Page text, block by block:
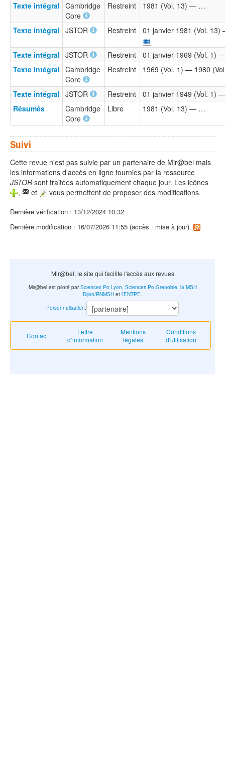
Texte intégral Cambridge
Core
Restreint 1981 (Vol. 13) — …
Texte intégral JSTOR Restreint 01 janvier 1981 (Vol.
Texte intégral JSTOR Restreint
01 janvier 1969 (Vol. 1)
Texte intégral Cambridge
Core
Restreint 1969 (Vol. 1) — 1980
Texte intégral JSTOR Restreint
01 janvier 1949 (Vol. 1)
Résumés
Cambridge
Core
Libre 1981 (Vol. 13) — …
Suivi
Cette revue n'est pas suivie par un partenaire de Mir@bel mais
les informations d'accès en ligne fournies par la ressource
JSTOR sont traitées automatiquement chaque jour. Les icônes
,
et vous permettent de proposer des modifications.
Dernière vérification : 13/12/2024 10:32.
Dernière modification : 16/07/2026 11:55 (accès : mise à jour).
Mir@bel, le site qui facilite l'accès aux revues
Contact
Lettre
d’information
Mentions
légales
Conditions
d'utilisation
Mir@bel est piloté parSciences Po Lyon, Sciences Po Grenoble, la MSH
Dijon/RNMSH et l'ENTPE.
Personnalisation: